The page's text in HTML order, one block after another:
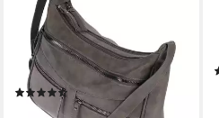
Umhängetasche Damen
Tasche Schultertasche
Umhängetasche Crossover
(einzeln), Bag Leder Optik
Handtasche
(94)
29,04 €